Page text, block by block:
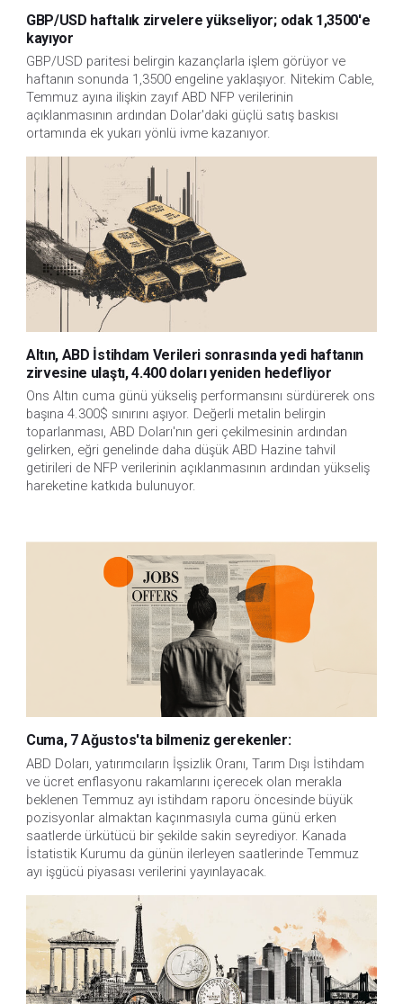
GBP/USD haftalık zirvelere yükseliyor; odak 1,3500'e
kayıyor
GBP/USD paritesi belirgin kazançlarla işlem görüyor ve
haftanın sonunda 1,3500 engeline yaklaşıyor. Nitekim Cable,
Temmuz ayına ilişkin zayıf ABD NFP verilerinin
açıklanmasının ardından Dolar'daki güçlü satış baskısı
ortamında ek yukarı yönlü ivme kazanıyor.
Altın, ABD İstihdam Verileri sonrasında yedi haftanın
zirvesine ulaştı, 4.400 doları yeniden hedefliyor
Ons Altın cuma günü yükseliş performansını sürdürerek ons
başına 4.300$ sınırını aşıyor. Değerli metalin belirgin
toparlanması, ABD Doları'nın geri çekilmesinin ardından
gelirken, eğri genelinde daha düşük ABD Hazine tahvil
getirileri de NFP verilerinin açıklanmasının ardından yükseliş
hareketine katkıda bulunuyor.
Cuma, 7 Ağustos'ta bilmeniz gerekenler:
ABD Doları, yatırımcıların İşsizlik Oranı, Tarım Dışı İstihdam
ve ücret enflasyonu rakamlarını içerecek olan merakla
beklenen Temmuz ayı istihdam raporu öncesinde büyük
pozisyonlar almaktan kaçınmasıyla cuma günü erken
saatlerde ürkütücü bir şekilde sakin seyrediyor. Kanada
İstatistik Kurumu da günün ilerleyen saatlerinde Temmuz
ayı işgücü piyasası verilerini yayınlayacak.